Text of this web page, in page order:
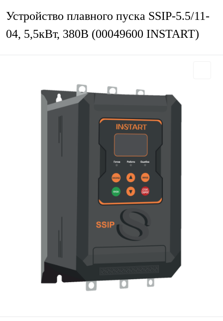
Устройство плавного пуска SSIP-5.5/11-
04, 5,5кВт, 380В (00049600 INSTART)